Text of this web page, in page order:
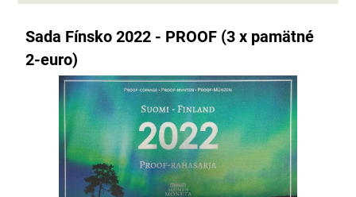
Sada Fínsko 2022 - PROOF (3 x pamätné
2-euro)